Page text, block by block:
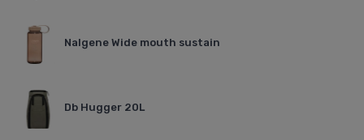
Nalgene Wide mouth sustain
Db Hugger 20L